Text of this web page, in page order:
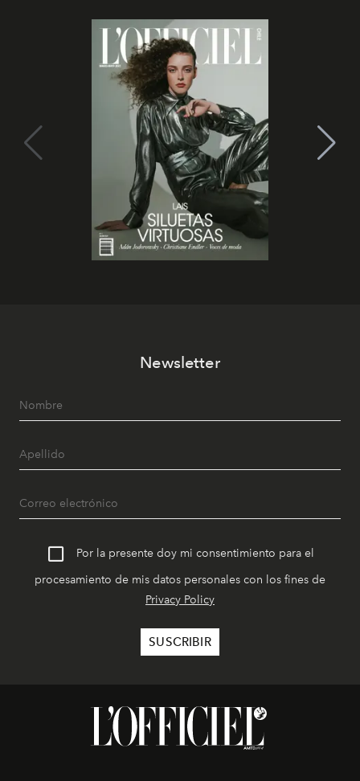
Newsletter
Por la presente doy mi consentimiento para el
procesamiento de mis datos personales con los fines de
Privacy Policy